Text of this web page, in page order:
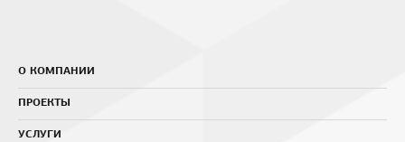
О КОМПАНИИ
ПРОЕКТЫ
УСЛУГИ